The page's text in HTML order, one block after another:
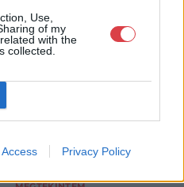
Use,
of my
with the
collected.
Privacy Policy
au, 263 bril. cca. 6,0 ct,
65,1 g
Aukció időpontja: 2014-12-09